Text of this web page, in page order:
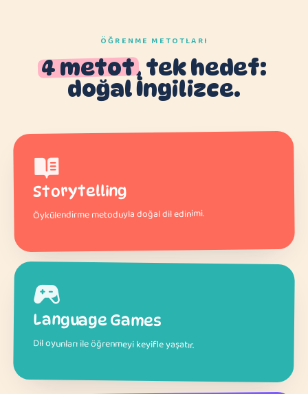
ÖĞRENME METOTLARI
4 metot, tek hedef:
doğal İngilizce.
Storytelling
Öykülendirme metoduyla doğal dil edinimi.
Language Games
Dil oyunları ile öğrenmeyi keyifle yaşatır.